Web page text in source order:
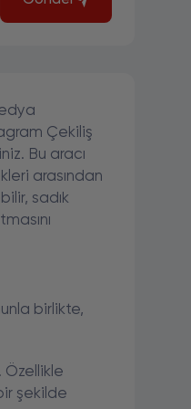
Çekiliş
Bu aracı
arasından
sadık
birlikte,
şekilde